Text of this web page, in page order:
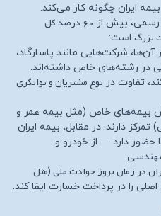
بیمه ایران چگونه کار می‌کند.
رسمی، بیش از
۶۰ درصد کل
بزرگ است:
آن‌ها، شرکت‌هایی مانند پاسارگاد،
در رشته‌های خاص داشته‌اند.
تفاوت در نوع مشتریان و توانگری
بیمه‌های خاص (مثل بیمه عمر و
دارند. در مقابل، بیمه ایران
دارد — از خودرو و
در زمان بروز حوادث ملی (مثل
را در پرداخت خسارت ایفا کند.